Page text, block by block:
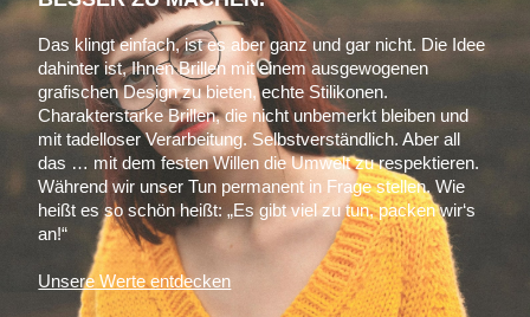
Das klingt einfach, ist es aber ganz und gar nicht. Die Idee
dahinter ist, Ihnen Brillen mit einem ausgewogenen
grafischen Design zu bieten, echte Stilikonen.
Charakterstarke Brillen, die nicht unbemerkt bleiben und
mit tadelloser Verarbeitung. Selbstverständlich. Aber all
das … mit dem festen Willen die Umwelt zu respektieren.
Während wir unser Tun permanent in Frage stellen. Wie
heißt es so schön heißt: „Es gibt viel zu tun, packen wir‘s
an!“
Unsere Werte entdecken